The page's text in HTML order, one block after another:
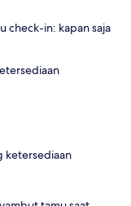
check-in: kapan saja
ketersediaan